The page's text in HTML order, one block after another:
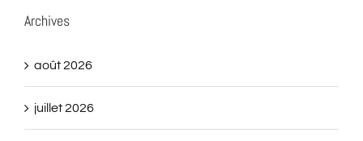
Archives
août 2026
juillet 2026